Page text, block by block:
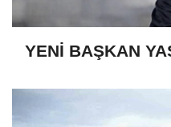
YENİ BAŞKAN